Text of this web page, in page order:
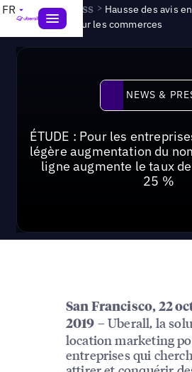
FR News & Press > Hausse des avis
conversion pour les commerces
News
NEWS &
ÉTUDE : Pour les
légère augmentation du
ligne augmente le taux
25 %
San Francisco, 22
2019 – Uberall, la
location marketing
entreprises qui